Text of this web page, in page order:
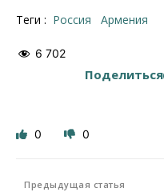
Теги : Россия Армения
6 702
Поделиться
0 0
Предыдущая статья